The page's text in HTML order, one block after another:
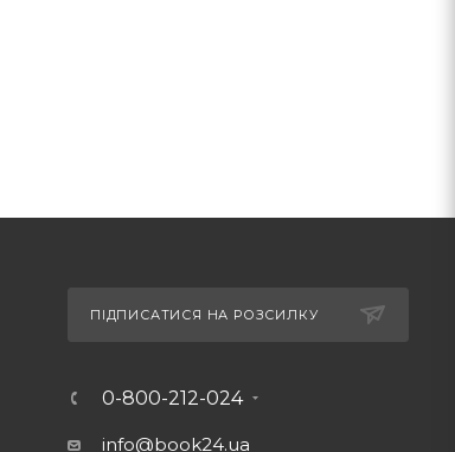
ПІДПИСАТИСЯ НА РОЗСИЛКУ
0-800-212-024
info@book24.ua